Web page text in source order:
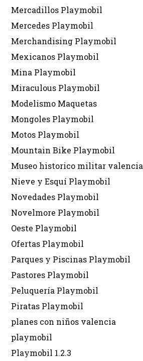
Mercadillos Playmobil
Mercedes Playmobil
Merchandising Playmobil
Mexicanos Playmobil
Mina Playmobil
Miraculous Playmobil
Modelismo Maquetas
Mongoles Playmobil
Motos Playmobil
Mountain Bike Playmobil
Museo historico militar valencia
Nieve y Esquí Playmobil
Novedades Playmobil
Novelmore Playmobil
Oeste Playmobil
Ofertas Playmobil
Parques y Piscinas Playmobil
Pastores Playmobil
Peluquería Playmobil
Piratas Playmobil
planes con niños valencia
playmobil
Playmobil 1.2.3